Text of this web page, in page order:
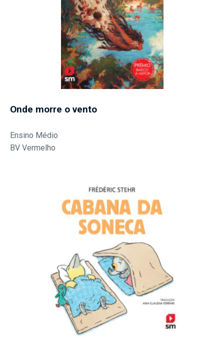
Onde morre o vento
Ensino Médio
BV Vermelho